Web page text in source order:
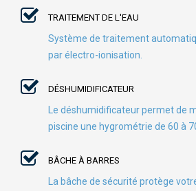
TRAITEMENT DE L'EAU
Système de traitement
par électro-ionisation.
DÉSHUMIDIFICATEUR
Le déshumidificateur permet de
piscine une hygrométrie de 60 à
BÂCHE À BARRES
La bâche de sécurité protège